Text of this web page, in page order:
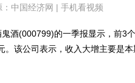
中国经济网 | 手机看视频
酒(000799)的一季报显示，前3个
。该公司表示，收入大增主要是本